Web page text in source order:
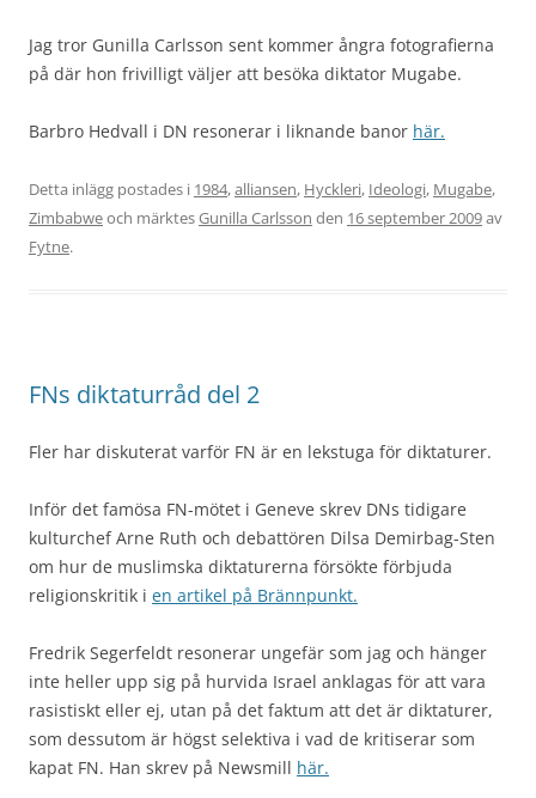
Jag tror Gunilla Carlsson sent kommer ångra fotografierna
på där hon frivilligt väljer att besöka diktator Mugabe.
Barbro Hedvall i DN resonerar i liknande banor här.
Detta inlägg postades i 1984,alliansen, Hyckleri, Ideologi, Mugabe,
Zimbabweoch märktesGunilla Carlsson den 16 september 2009av
Fytne.
FNs diktaturråd del 2
Fler har diskuterat varför FN är en lekstuga för diktaturer.
Inför det famösa FN-mötet i Geneve skrev DNs tidigare
kulturchef Arne Ruth och debattören Dilsa Demirbag-Sten
om hur de muslimska diktaturerna försökte förbjuda
religionskritik i en artikel på Brännpunkt.
Fredrik Segerfeldt resonerar ungefär som jag och hänger
inte heller upp sig på hurvida Israel anklagas för att vara
rasistiskt eller ej, utan på det faktum att det är diktaturer,
som dessutom är högst selektiva i vad de kritiserar som
kapat FN. Han skrev på Newsmill här.